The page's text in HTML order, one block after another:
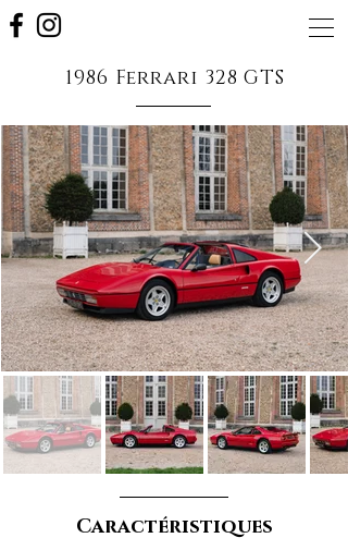
1986 Ferrari 328 GTS
Caractéristiques